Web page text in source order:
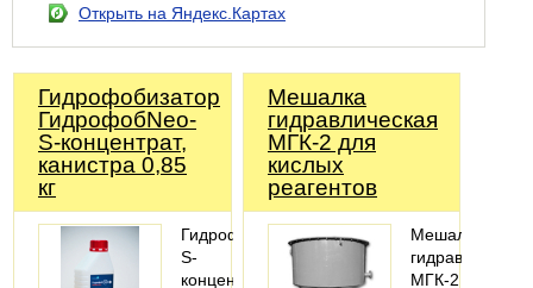
Открыть на Яндекс.Картах
Гидрофобизатор
ГидрофобNeo-
S-концентрат,
канистра 0,85
кг
ГидрофобNeo-
S-
концентрат
Мешалка
гидравлическая
МГК-2 для
кислых
реагентов
Мешалка
гидравлическая
МГК-2